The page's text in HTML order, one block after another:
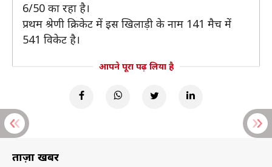
6/50 का रहा है।
प्रथम श्रेणी क्रिकेट में इस खिलाड़ी के नाम 141 मैच में
541 विकेट है।
आपने पूरा पढ़ लिया है
ताज़ा खबरें